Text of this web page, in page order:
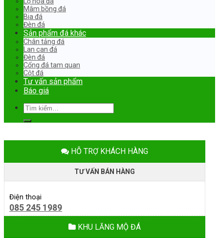
Mâm bồng đá
Bia đá
Đèn đá
Sản phẩm đá khác
Chân tảng đá
Lan can đá
Đèn đá
Cổng đá tam quan
Cột đá
Tư vấn sản phẩm
Báo giá
Tìm
kiếm:
HỖ TRỢ KHÁCH HÀNG
TƯ VẤN BÁN HÀNG
Điện thoại
085 245 1989
KHU LĂNG MỘ ĐÁ